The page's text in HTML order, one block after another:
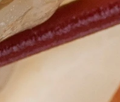
ど連絡致しま
します。